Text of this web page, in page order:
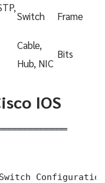
Switch Frame
Cable,
Hub, NIC
Bits
IOS
Configuration